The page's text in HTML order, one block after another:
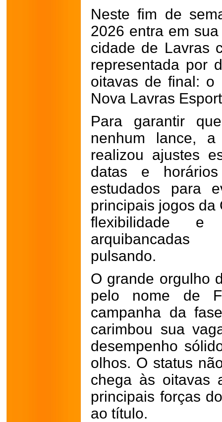
Neste fim de
2026 entra em
cidade de Lavras
representada por
oitavas de final: o
Nova Lavras
Para garantir
nenhum lance,
realizou ajustes
datas e horários
estudados para
principais jogos da
flexibilidade
pulsando.
O grande orgulho
pelo nome de
campanha da
carimbou sua
desempenho
olhos. O status
chega às oitavas
principais forças
ao título.